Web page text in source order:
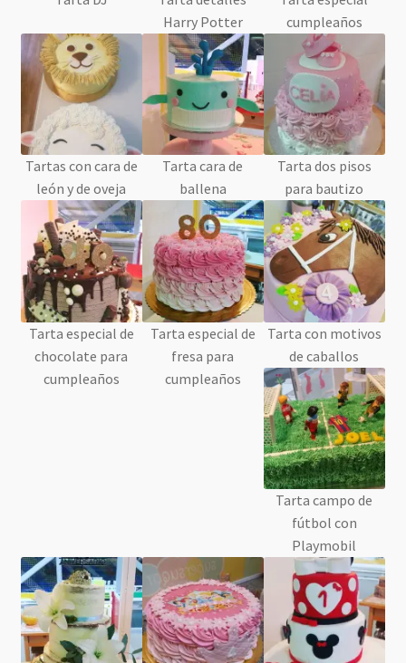
Tartas personalizadas
Mesas dulces
Galletas genéricas
Galletas personalizadas
Contacto
Mi cuenta
Harry Potter
cumpleaños
Tartas con cara de
león y de oveja
Tarta cara de
ballena
Tarta dos pisos
para bautizo
Tarta especial de
chocolate para
cumpleaños
Tarta especial de
fresa para
cumpleaños
Tarta con motivos
de caballos
Tarta campo de
fútbol con
Playmobil